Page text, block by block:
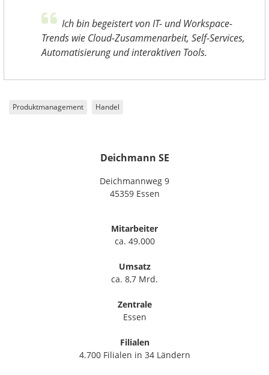
Ich bin begeistert von IT- und Workspace-
Trends wie Cloud-Zusammenarbeit, Self-Services,
Automatisierung und interaktiven Tools.
Produktmanagement Handel
Deichmann SE
Deichmannweg 9
45359 Essen
Mitarbeiter
ca. 49.000
Umsatz
ca. 8,7 Mrd.
Zentrale
Essen
Filialen
4.700 Filialen in 34 Ländern